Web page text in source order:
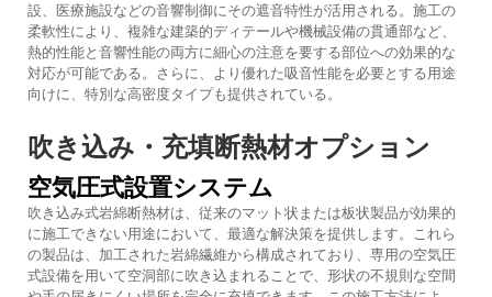
設、医療施設などの音響制御にその遮音特性が活用される。施工の
柔軟性により、複雑な建築的ディテールや機械設備の貫通部など、
熱的性能と音響性能の両方に細心の注意を要する部位への効果的な
対応が可能である。さらに、より優れた吸音性能を必要とする用途
向けに、特別な高密度タイプも提供されている。
吹き込み・充填断熱材オプション
空気圧式設置システム
吹き込み式岩綿断熱材は、従来のマット状または板状製品が効果的
に施工できない用途において、最適な解決策を提供します。これら
の製品は、加工された岩綿繊維から構成されており、専用の空気圧
式設備を用いて空洞部に吹き込まれることで、形状の不規則な空間